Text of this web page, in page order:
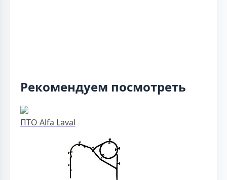
Рекомендуем посмотреть
ПТО Alfa Laval